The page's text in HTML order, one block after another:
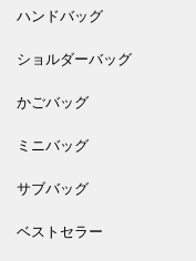
ハンドバッグ
ショルダーバッグ
かごバッグ
ミニバッグ
サブバッグ
ベストセラー